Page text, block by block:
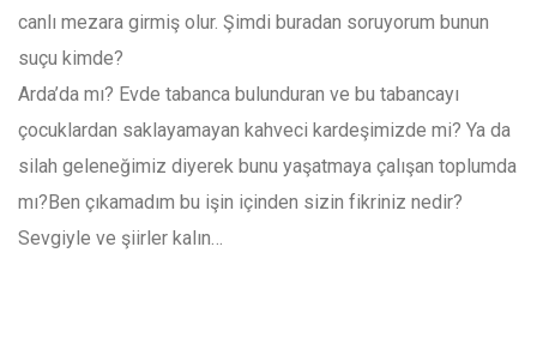
canlı mezara girmiş olur. Şimdi buradan soruyorum bunun
suçu kimde?
Arda’da mı? Evde tabanca bulunduran ve bu tabancayı
çocuklardan saklayamayan kahveci kardeşimizde mi? Ya da
silah geleneğimiz diyerek bunu yaşatmaya çalışan toplumda
mı?Ben çıkamadım bu işin içinden sizin fikriniz nedir?
Sevgiyle ve şiirler kalın…